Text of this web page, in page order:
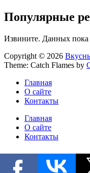
Популярные
Извините. Данных пока
Copyright © 2026
Theme: Catch Flames by
Главная
О сайте
Контакты
Главная
О сайте
Контакты